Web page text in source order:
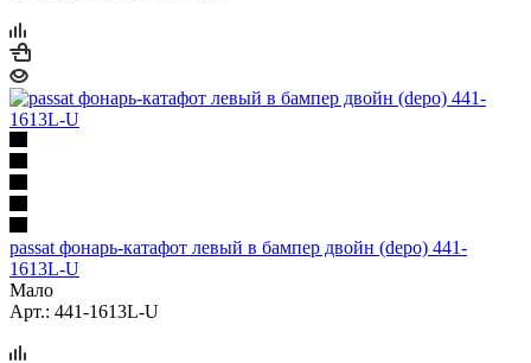
passat фонарь-катафот левый в бампер двойн (depo) 441-
1613L-U
Мало
Арт.: 441-1613L-U